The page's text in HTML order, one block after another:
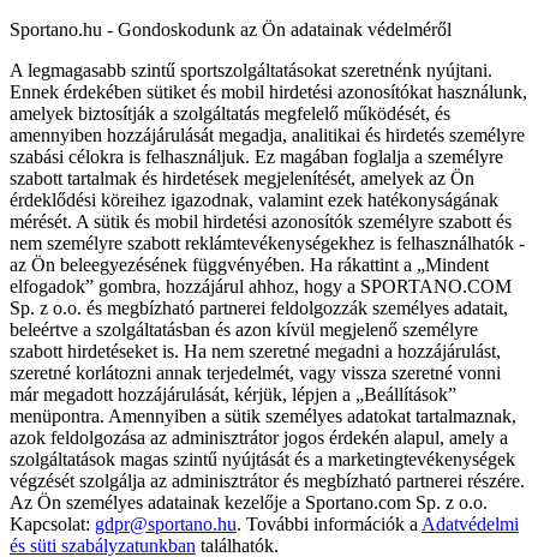
Sportano.hu - Gondoskodunk az Ön adatainak védelméről
A legmagasabb szintű sportszolgáltatásokat szeretnénk nyújtani.
Ennek érdekében sütiket és mobil hirdetési azonosítókat használunk,
amelyek biztosítják a szolgáltatás megfelelő működését, és
amennyiben hozzájárulását megadja, analitikai és hirdetés személyre
szabási célokra is felhasználjuk. Ez magában foglalja a személyre
szabott tartalmak és hirdetések megjelenítését, amelyek az Ön
érdeklődési köreihez igazodnak, valamint ezek hatékonyságának
mérését. A sütik és mobil hirdetési azonosítók személyre szabott és
nem személyre szabott reklámtevékenységekhez is felhasználhatók -
az Ön beleegyezésének függvényében. Ha rákattint a „Mindent
elfogadok” gombra, hozzájárul ahhoz, hogy a SPORTANO.COM
Sp. z o.o. és megbízható partnerei feldolgozzák személyes adatait,
beleértve a szolgáltatásban és azon kívül megjelenő személyre
szabott hirdetéseket is. Ha nem szeretné megadni a hozzájárulást,
szeretné korlátozni annak terjedelmét, vagy vissza szeretné vonni
már megadott hozzájárulását, kérjük, lépjen a „Beállítások”
menüpontra. Amennyiben a sütik személyes adatokat tartalmaznak,
azok feldolgozása az adminisztrátor jogos érdekén alapul, amely a
szolgáltatások magas szintű nyújtását és a marketingtevékenységek
végzését szolgálja az adminisztrátor és megbízható partnerei részére.
Az Ön személyes adatainak kezelője a Sportano.com Sp. z o.o.
Kapcsolat: gdpr@sportano.hu. További információk a Adatvédelmi
és süti szabályzatunkban találhatók.